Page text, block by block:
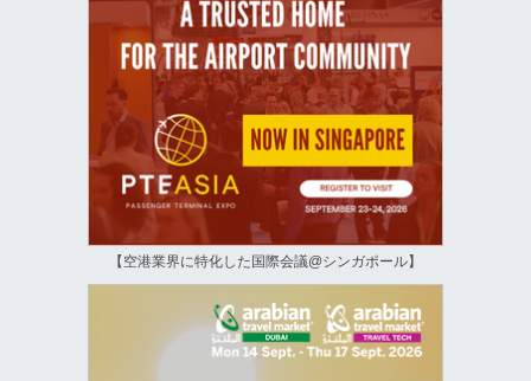
【空港業界に特化した国際会議@シンガポール】